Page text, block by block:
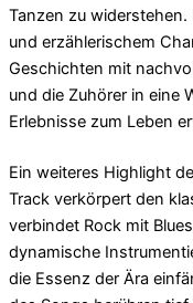
Tanzen zu
und erzählerischem
Geschichten mit
und die Zuhörer in eine
Erlebnisse zum Leben
Ein weiteres Highlight
Track verkörpert den
verbindet Rock mit
dynamische
die Essenz der Ära